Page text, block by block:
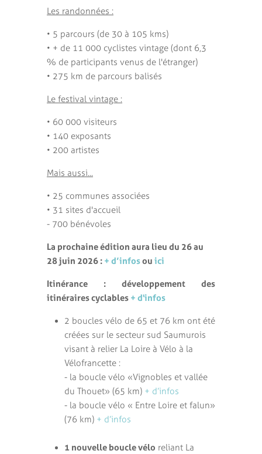
Les randonnées :
• 5 parcours (de 30 à 105 kms)
• + de 11 000 cyclistes vintage (dont 6,3
% de participants venus de l'étranger)
• 275 km de parcours balisés
Le festival vintage :
• 60 000 visiteurs
• 140 exposants
• 200 artistes
Mais aussi...
• 25 communes associées
• 31 sites d'accueil
- 700 bénévoles
La prochaine édition aura lieu du 26 au
28 juin 2026 : + d’infosou ici
Itinérance : développement des
itinéraires cyclables + d'infos
2 boucles vélo de 65 et 76 km ont été
créées sur le secteur sud Saumurois
visant à relier La Loire à Vélo à la
Vélofrancette :
- la boucle vélo « Vignobles et vallée
du Thouet » (65 km) + d’infos
- la boucle vélo « Entre Loire et falun »
(76 km) + d’infos
1 nouvelle boucle vélo reliant La